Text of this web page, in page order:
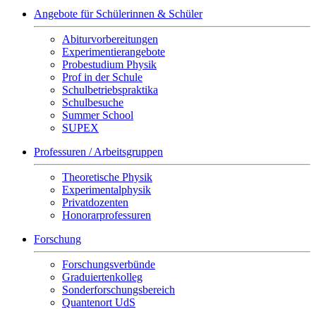
Angebote für Schülerinnen & Schüler
Abiturvorbereitungen
Experimentierangebote
Probestudium Physik
Prof in der Schule
Schulbetriebspraktika
Schulbesuche
Summer School
SUPEX
Professuren / Arbeitsgruppen
Theoretische Physik
Experimentalphysik
Privatdozenten
Honorarprofessuren
Forschung
Forschungsverbünde
Graduiertenkolleg
Sonderforschungsbereich
Quantenort UdS